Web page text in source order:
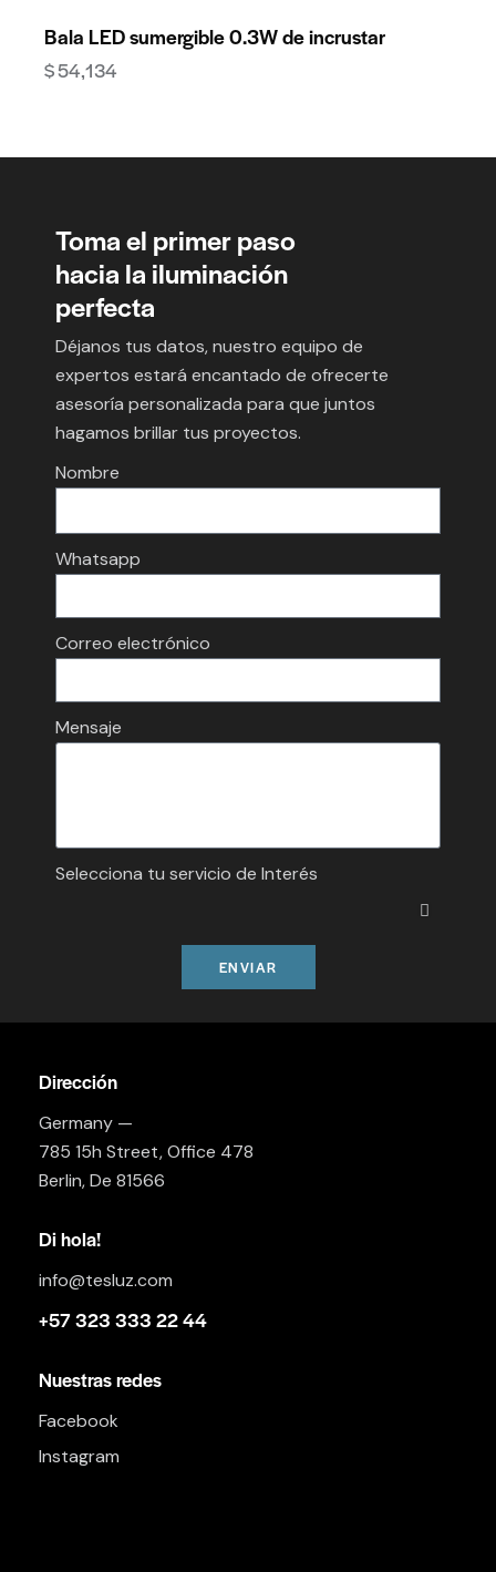
Bala LED sumergible 0.3W de incrustar
$54,134
Toma el primer paso
hacia la iluminación
perfecta
Déjanos tus datos, nuestro equipo de
expertos estará encantado de ofrecerte
asesoría personalizada para que juntos
hagamos brillar tus proyectos.
Nombre
Whatsapp
Correo electrónico
Mensaje
Selecciona tu servicio de Interés
ENVIAR
Dirección
Germany —
785 15h Street, Office 478
Berlin, De 81566
Di hola!
info@tesluz.com
+57 323 333 22 44
Nuestras redes
Facebook
Instagram